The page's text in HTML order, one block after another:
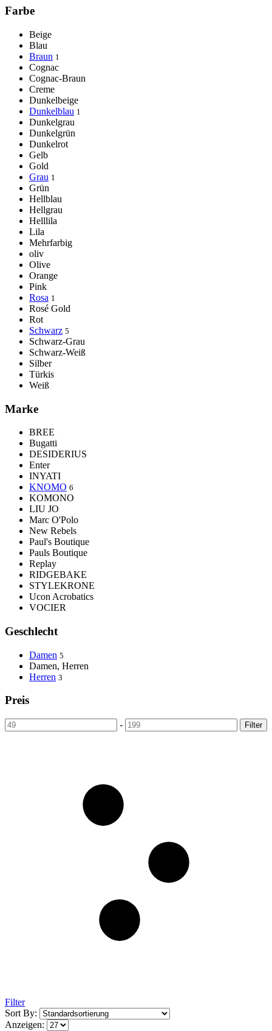
Farbe
Beige
Blau
Braun 1
Cognac
Cognac-Braun
Creme
Dunkelbeige
Dunkelblau 1
Dunkelgrau
Dunkelgrün
Dunkelrot
Gelb
Gold
Grau 1
Grün
Hellblau
Hellgrau
Helllila
Lila
Mehrfarbig
oliv
Olive
Orange
Pink
Rosa 1
Rosé Gold
Rot
Schwarz 5
Schwarz-Grau
Schwarz-Weiß
Silber
Türkis
Weiß
Marke
BREE
Bugatti
DESIDERIUS
Enter
INYATI
KNOMO 6
KOMONO
LIU JO
Marc O'Polo
New Rebels
Paul's Boutique
Pauls Boutique
Replay
RIDGEBAKE
STYLEKRONE
Ucon Acrobatics
VOCIER
Geschlecht
Damen 5
Damen, Herren
Herren 3
Preis
- Filter
Filter
Sort By:
Anzeigen: